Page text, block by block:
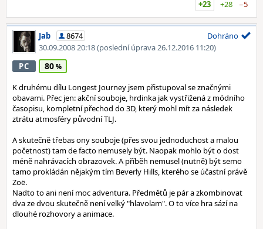
+23
+28 −5
Jab
8674
30.09.2008 20:18(poslední úprava 26.12.2016 11:20)
Dohráno
PC 80
K druhému dílu Longest Journey jsem přistupoval se značnými
obavami. Přec jen: akční souboje, hrdinka jak vystřižená z módního
časopisu, kompletní přechod do 3D, který mohl mít za následek
ztrátu atmosféry původní TLJ.
A skutečně třebas ony souboje (přes svou jednoduchost a malou
početnost) tam de facto nemusely být. Naopak mohlo být o dost
méně nahrávacích obrazovek. A příběh nemusel (nutně) být semo
tamo prokládán nějakým tím Beverly Hills, kterého se účastní právě
Zoë.
Nadto to ani není moc adventura. Předmětů je pár a zkombinovat
dva ze dvou skutečně není velký "hlavolam". O to více hra sází na
dlouhé rozhovory a animace.